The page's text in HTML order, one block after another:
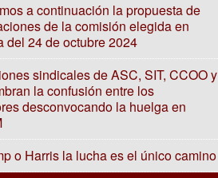
a continuación la propuesta de
de la comisión elegida en
del 24 de octubre 2024
sindicales de ASC, SIT, CCOO y
la confusión entre los
desconvocando la huelga en
o Harris la lucha es el único camino